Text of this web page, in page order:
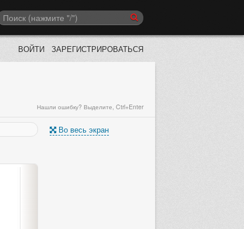
ВОЙТИ ЗАРЕГИСТРИРОВАТЬСЯ
Нашли ошибку? Выделите, Ctrl+Enter
Во весь экран